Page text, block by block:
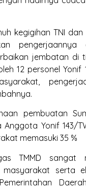
kegigihan TNI
pengerjaannya
jembatan di
12 personel Yonif
pembuatan
Yonif 143/
memasuki 35 %
TMMD sangat
serta